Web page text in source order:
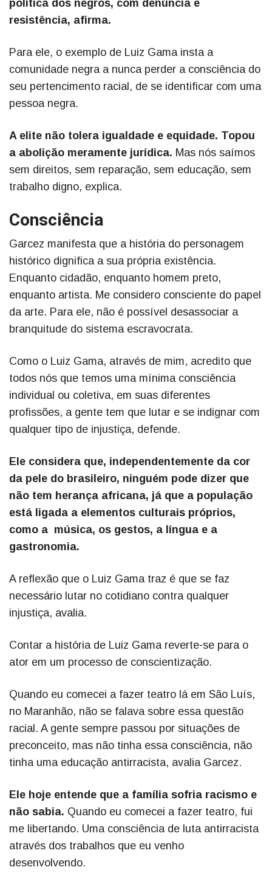
política dos negros, com denúncia e
resistência, afirma.
Para ele, o exemplo de Luiz Gama insta a
comunidade negra a nunca perder a consciência do
seu pertencimento racial, de se identificar com uma
pessoa negra.
A elite não tolera igualdade e equidade. Topou
a abolição meramente jurídica. Mas nós saímos
sem direitos, sem reparação, sem educação, sem
trabalho digno, explica.
Consciência
Garcez manifesta que a história do personagem
histórico dignifica a sua própria existência.
Enquanto cidadão, enquanto homem preto,
enquanto artista. Me considero consciente do papel
da arte. Para ele, não é possível desassociar a
branquitude do sistema escravocrata.
Como o Luiz Gama, através de mim, acredito que
todos nós que temos uma mínima consciência
individual ou coletiva, em suas diferentes
profissões, a gente tem que lutar e se indignar com
qualquer tipo de injustiça, defende.
Ele considera que, independentemente da cor
da pele do brasileiro, ninguém pode dizer que
não tem herança africana, já que a população
está ligada a elementos culturais próprios,
como a música, os gestos, a língua e a
gastronomia.
A reflexão que o Luiz Gama traz é que se faz
necessário lutar no cotidiano contra qualquer
injustiça, avalia.
Contar a história de Luiz Gama reverte-se para o
ator em um processo de conscientização.
Quando eu comecei a fazer teatro lá em São Luís,
no Maranhão, não se falava sobre essa questão
racial. A gente sempre passou por situações de
preconceito, mas não tinha essa consciência, não
tinha uma educação antirracista, avalia Garcez.
Ele hoje entende que a família sofria racismo e
não sabia. Quando eu comecei a fazer teatro, fui
me libertando. Uma consciência de luta antirracista
através dos trabalhos que eu venho
desenvolvendo.